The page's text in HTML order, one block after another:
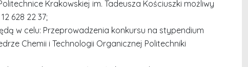
Krakowskiej im. Tadeusza Kościuszki możliwy
628 22 37;
w celu: Przeprowadzenia konkursu na stypendium
Chemii i Technologii Organicznej Politechniki